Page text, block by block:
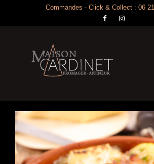
Commandes - Click & Collect : 06